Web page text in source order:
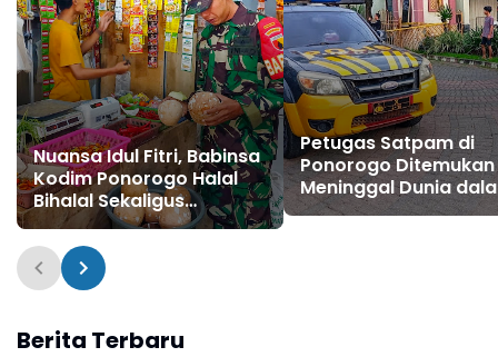
Nuansa Idul Fitri, Babinsa
Kodim Ponorogo Halal
Bihalal Sekaligus
Monitoring Stabilitas
Harga Sembako
Petugas Satpam di
Ponorogo Ditemukan
Meninggal Dunia
Pos, Diduga Kena
Berita Terbaru